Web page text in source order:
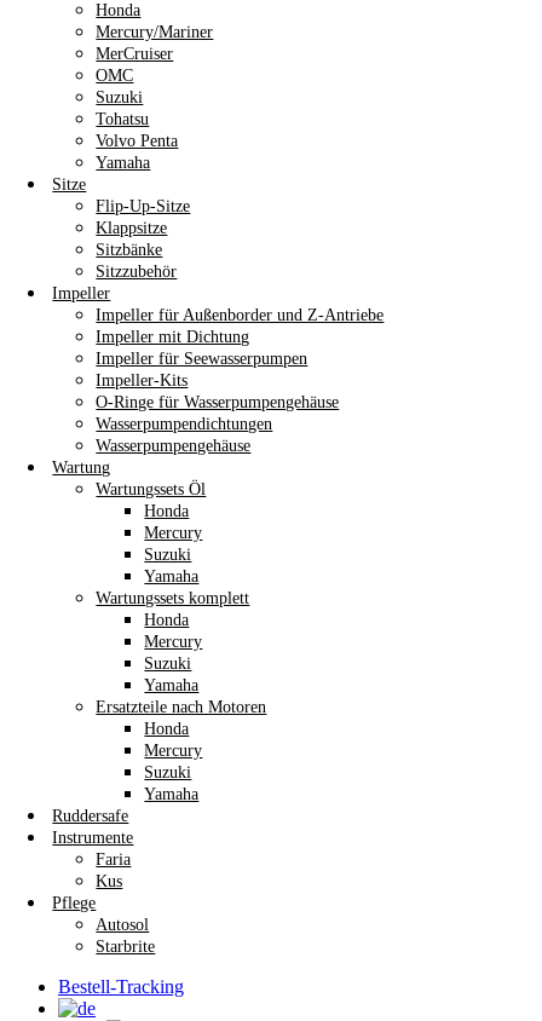
Honda
Mercury/Mariner
MerCruiser
OMC
Suzuki
Tohatsu
Volvo Penta
Yamaha
Sitze
Flip-Up-Sitze
Klappsitze
Sitzbänke
Sitzzubehör
Impeller
Impeller für Außenborder und Z-Antriebe
Impeller mit Dichtung
Impeller für Seewasserpumpen
Impeller-Kits
O-Ringe für Wasserpumpengehäuse
Wasserpumpendichtungen
Wasserpumpengehäuse
Wartung
Wartungssets Öl
Honda
Mercury
Suzuki
Yamaha
Wartungssets komplett
Honda
Mercury
Suzuki
Yamaha
Ersatzteile nach Motoren
Honda
Mercury
Suzuki
Yamaha
Ruddersafe
Instrumente
Faria
Kus
Pflege
Autosol
Starbrite
Bestell-Tracking